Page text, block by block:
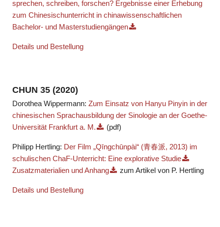
sprechen, schreiben, forschen? Ergebnisse einer Erhebung
zum Chinesischunterricht in chinawissenschaftlichen
Bachelor- und Masterstudiengängen
Details und Bestellung
CHUN 35 (2020)
Dorothea Wippermann: Zum Einsatz von Hanyu Pinyin in der
chinesischen Sprachausbildung der Sinologie an der Goethe-
Universität Frankfurt a. M.
(pdf)
Philipp Hertling: Der Film „Qīngchūnpài“ (青春派, 2013) im
schulischen ChaF-Unterricht: Eine explorative Studie
Zusatzmaterialien und Anhang
zum Artikel von P. Hertling
Details und Bestellung